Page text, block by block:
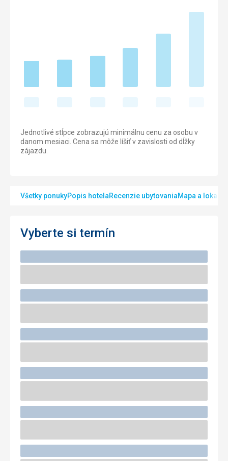
Jednotlivé stĺpce zobrazujú minimálnu cenu za osobu v
danom mesiaci. Cena sa môže líšiť v zavislosti od dĺžky
zájazdu.
Všetky ponukyPopis hotelaRecenzie ubytovaniaMapa a lokalita
Vyberte si termín